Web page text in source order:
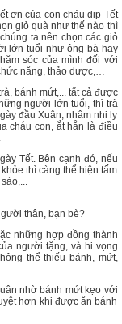
ơn của con cháu dịp Tết
giỏ quà như thế nào thì
ta nên chọn các giỏ
lớn tuổi như ông bà hay
sóc của mình đối với
năng, thảo dược,…
bánh mứt,... tất cả được
người lớn tuổi, thì trà
đầu Xuân, nhâm nhi ly
cháu con, ắt hẳn là điều
Tết. Bên cạnh đó, nếu
thì càng thể hiện tấm
thân, bạn bè?
những hợp đồng thành
người tặng, và hi vọng
thể thiếu bánh, mứt,
nhờ bánh mứt kẹo với
hơn khi được ăn bánh